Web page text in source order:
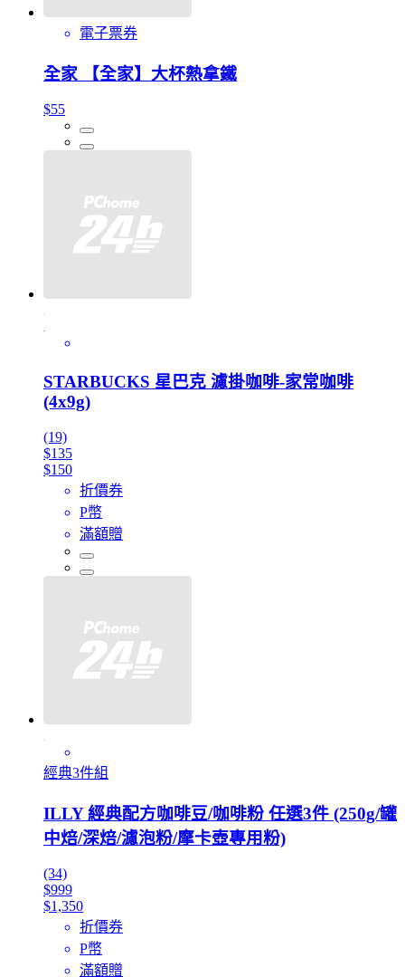
電子票券
全家 【全家】大杯熱拿鐵
$55
STARBUCKS 星巴克 濾掛咖啡-家常咖啡
(4x9g)
(19)
$135
$150
折價券
P幣
滿額贈
經典3件組
ILLY 經典配方咖啡豆/咖啡粉 任選3件 (250g/罐
中焙/深焙/濾泡粉/摩卡壺專用粉)
(34)
$999
$1,350
折價券
P幣
滿額贈